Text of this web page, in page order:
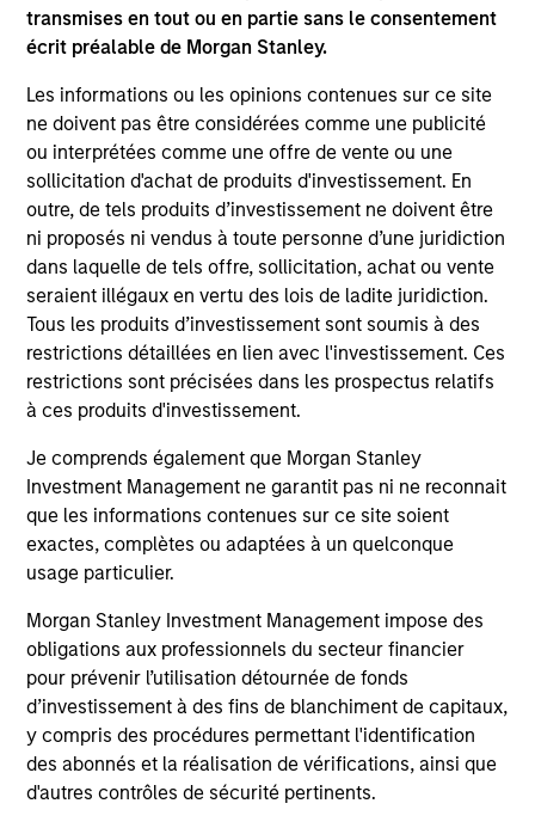
transmises en tout ou en partie sans le consentement
écrit préalable de Morgan Stanley.
Les informations ou les opinions contenues sur ce site
ne doivent pas être considérées comme une publicité
ou interprétées comme une offre de vente ou une
sollicitation d'achat de produits d'investissement. En
outre, de tels produits d’investissement ne doivent être
ni proposés ni vendus à toute personne d’une juridiction
dans laquelle de tels offre, sollicitation, achat ou vente
seraient illégaux en vertu des lois de ladite juridiction.
Tous les produits d’investissement sont soumis à des
restrictions détaillées en lien avec l'investissement. Ces
restrictions sont précisées dans les prospectus relatifs
à ces produits d'investissement.
Je comprends également que Morgan Stanley
Investment Management ne garantit pas ni ne reconnait
que les informations contenues sur ce site soient
exactes, complètes ou adaptées à un quelconque
usage particulier.
Morgan Stanley Investment Management impose des
obligations aux professionnels du secteur financier
pour prévenir l’utilisation détournée de fonds
d’investissement à des fins de blanchiment de capitaux,
y compris des procédures permettant l'identification
des abonnés et la réalisation de vérifications, ainsi que
d'autres contrôles de sécurité pertinents.
We believe value-driven investing is key to consistently
achieving superior risk-adjusted returns. We recognize
prolonged periods.
2
COLLABORATION
We collaborate with specialized, sector teams across
MSIM Fixed Income. The collaboration is key to
determining sectoral themes and selecting bottom-up
ideas.
3
GLOBAL PERSPECTIVE
Investing across the entire global opportunity set unlocks
better investment outcomes. Thinking globally allows
risks.
Investment Approach